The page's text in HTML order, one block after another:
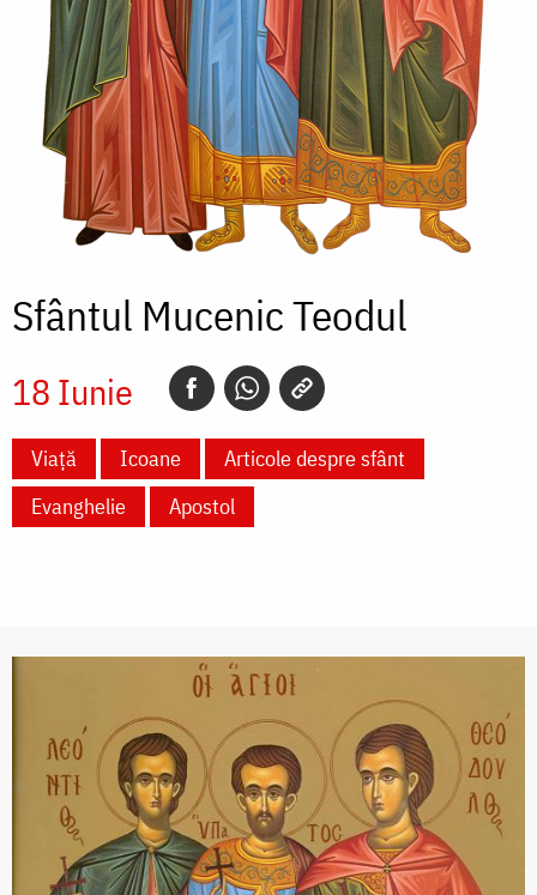
Sfântul Mucenic Teodul
18 Iunie
Viață Icoane
Articole despre sfânt
Evanghelie
Apostol